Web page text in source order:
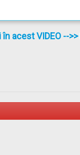
acest VIDEO -->>